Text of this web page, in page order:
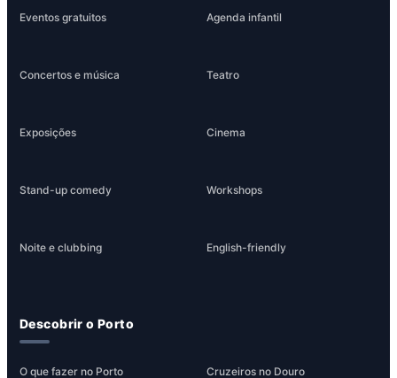
Eventos gratuitos Agenda infantil
Concertos e música Teatro
Exposições Cinema
Stand-up comedy Workshops
Noite e clubbing English-friendly
Descobrir o Porto
O que fazer no Porto Cruzeiros no Douro